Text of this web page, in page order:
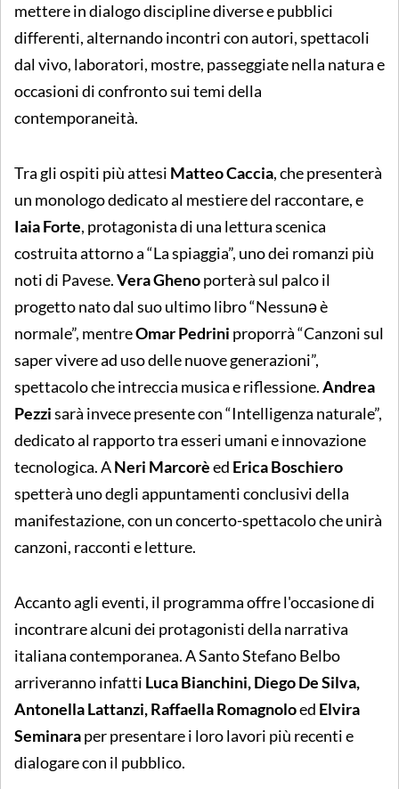
mettere in dialogo discipline diverse e pubblici
differenti, alternando incontri con autori, spettacoli
dal vivo, laboratori, mostre, passeggiate nella natura e
occasioni di confronto sui temi della
contemporaneità.
Tra gli ospiti più attesi Matteo Caccia, che presenterà
un monologo dedicato al mestiere del raccontare, e
Iaia Forte, protagonista di una lettura scenica
costruita attorno a “La spiaggia”, uno dei romanzi più
noti di Pavese.Vera Ghenoporterà sul palco il
progetto nato dal suo ultimo libro “Nessunə è
normale”, mentreOmar Pedrini proporrà “Canzoni sul
saper vivere ad uso delle nuove generazioni”,
spettacolo che intreccia musica e riflessione.Andrea
Pezzisarà invece presente con “Intelligenza naturale”,
dedicato al rapporto tra esseri umani e innovazione
tecnologica. ANeri Marcorèed Erica Boschiero
spetterà uno degli appuntamenti conclusivi della
manifestazione, con un concerto-spettacolo che unirà
canzoni, racconti e letture.
Accanto agli eventi, il programma offre l'occasione di
incontrare alcuni dei protagonisti della narrativa
italiana contemporanea. A Santo Stefano Belbo
arriveranno infatti Luca Bianchini, Diego De Silva,
Antonella Lattanzi, Raffaella Romagnoloed Elvira
Seminaraper presentare i loro lavori più recenti e
dialogare con il pubblico.